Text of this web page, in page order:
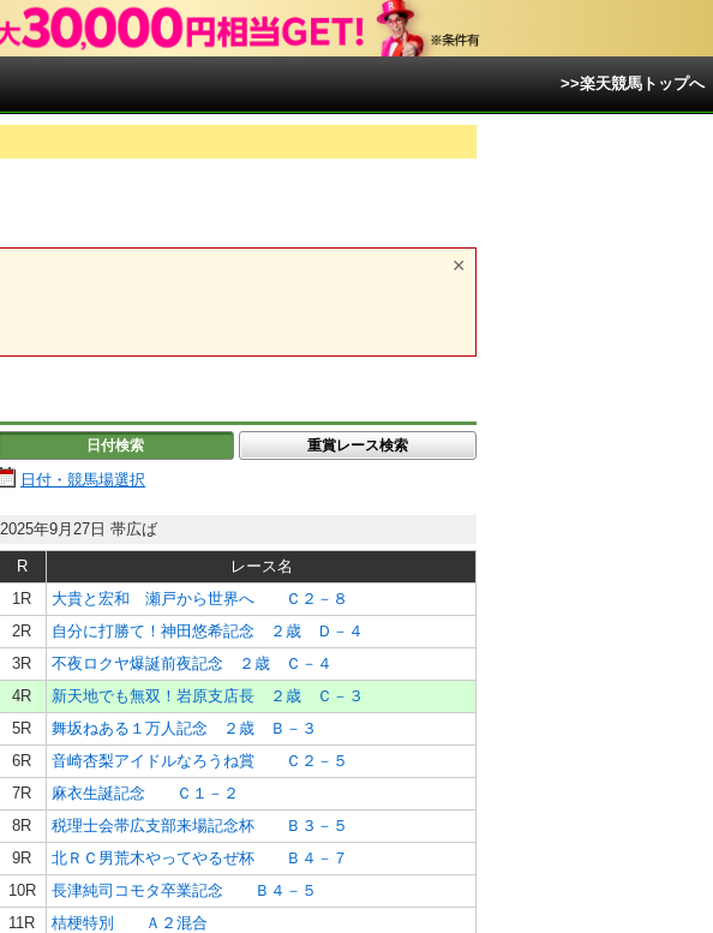
>>楽天競馬トップへ
日付検索 重賞レース検索
日付・競馬場選択
2025年9月27日 帯広ば
R
レース名
1R
大貴と宏和 瀬戸から世界へ Ｃ２－８
2R
自分に打勝て！神田悠希記念 ２歳 Ｄ－４
3R
不夜ロクヤ爆誕前夜記念 ２歳 Ｃ－４
4R
新天地でも無双！岩原支店長 ２歳 Ｃ－３
5R
舞坂ねある１万人記念 ２歳 Ｂ－３
6R
音崎杏梨アイドルなろうね賞 Ｃ２－５
7R
麻衣生誕記念 Ｃ１－２
8R
税理士会帯広支部来場記念杯 Ｂ３－５
9R
北ＲＣ男荒木やってやるぜ杯 Ｂ４－７
10R
長津純司コモタ卒業記念 Ｂ４－５
11R
桔梗特別 Ａ２混合